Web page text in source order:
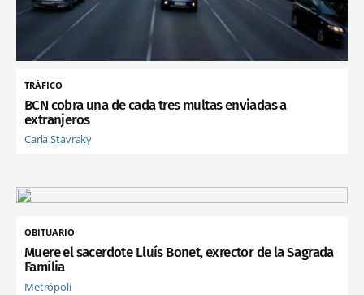
TRÁFICO
BCN cobra una de cada tres multas enviadas a
extranjeros
Carla Stavraky
OBITUARIO
Muere el sacerdote Lluís Bonet, exrector de la Sagrada
Família
Metrópoli